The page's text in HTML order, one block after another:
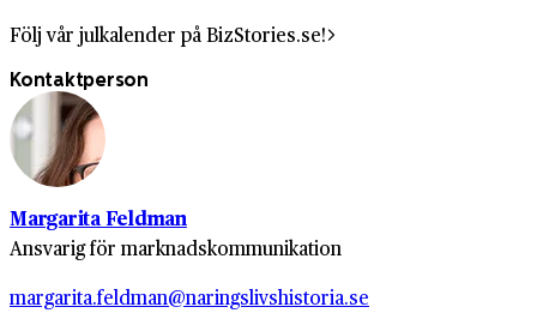
Följ vår julkalender på BizStories.se!
Kontaktperson
Margarita Feldman
Ansvarig för marknadskommunikation
margarita.feldman@naringslivshistoria.se